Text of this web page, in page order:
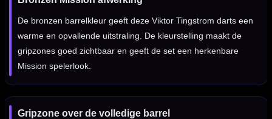
De bronzen barrelkleur geeft deze Viktor Tingstrom darts een
warme en opvallende uitstraling. De kleurstelling maakt de
gripzones goed zichtbaar en geeft de set een herkenbare
Mission spelerlook.
Gripzone over de volledige barrel